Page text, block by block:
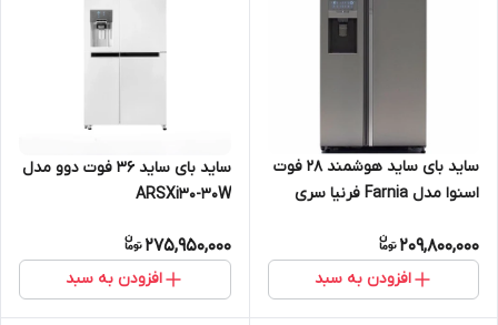
ساید بای ساید هوشمند 28 فوت
اسنوا مدل Farnia فرنیا سری
209,800,000
افزودن به سبد
ساید بای ساید 36 فوت دوو مدل
ARSXi30-30W
275,950,000
افزودن به سبد